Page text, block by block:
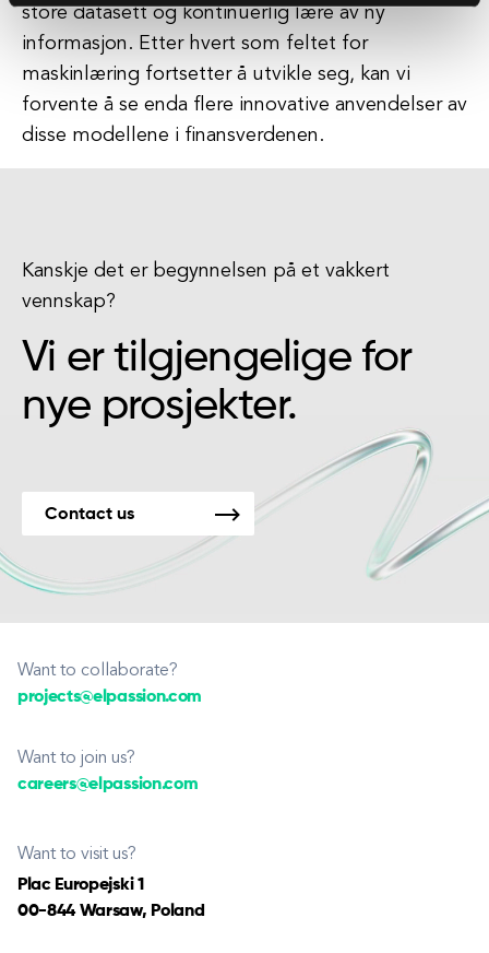
store datasett og kontinuerlig lære av ny
informasjon. Etter hvert som feltet for
maskinlæring fortsetter å utvikle seg, kan vi
forvente å se enda flere innovative anvendelser av
disse modellene i finansverdenen.
Kanskje det er begynnelsen på et vakkert
vennskap?
Vi er tilgjengelige for
nye prosjekter.
Contact us
Want to collaborate?
projects@elpassion.com
Want to join us?
careers@elpassion.com
Want to visit us?
Plac Europejski 1
00-844 Warsaw, Poland